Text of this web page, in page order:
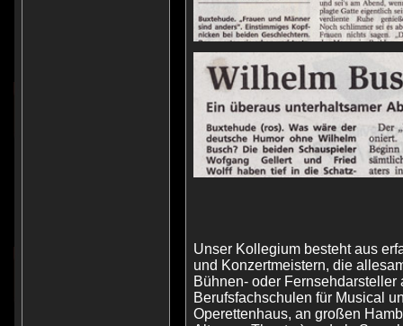
Unser Kollegium besteht aus
und Konzertmeistern, die
Bühnen- oder
Berufsfachschulen für Musical
Operettenhaus, an großen